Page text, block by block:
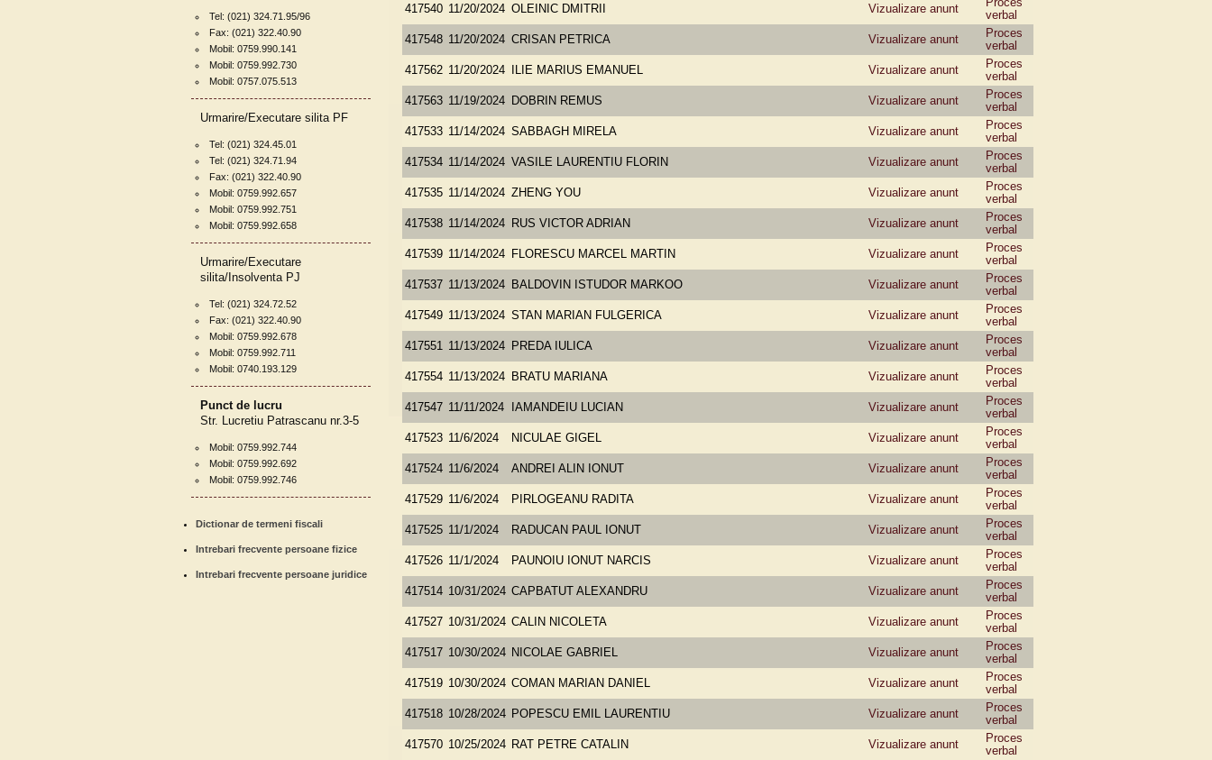
Tel: (021) 324.71.95/96
Fax: (021) 322.40.90
Mobil: 0759.990.141
Mobil: 0759.992.730
Mobil: 0757.075.513
Urmarire/Executare silita PF
Tel: (021) 324.45.01
Tel: (021) 324.71.94
Fax: (021) 322.40.90
Mobil: 0759.992.657
Mobil: 0759.992.751
Mobil: 0759.992.658
Urmarire/Executare
silita/Insolventa PJ
Tel: (021) 324.72.52
Fax: (021) 322.40.90
Mobil: 0759.992.678
Mobil: 0759.992.711
Mobil: 0740.193.129
Punct de lucru
Str. Lucretiu Patrascanu nr.3-5
Mobil: 0759.992.744
Mobil: 0759.992.692
Mobil: 0759.992.746
Dictionar de termeni fiscali
Intrebari frecvente persoane fizice
Intrebari frecvente persoane juridice
417540 11/20/2024 OLEINIC DMITRII Vizualizare anunt
Proces
verbal
417548 11/20/2024 CRISAN PETRICA Vizualizare anunt
Proces
verbal
417562 11/20/2024 ILIE MARIUS EMANUEL Vizualizare anunt
Proces
verbal
417563 11/19/2024 DOBRIN REMUS Vizualizare anunt
Proces
verbal
417533 11/14/2024 SABBAGH MIRELA Vizualizare anunt
Proces
verbal
417534 11/14/2024 VASILE LAURENTIU FLORIN Vizualizare anunt
Proces
verbal
417535 11/14/2024 ZHENG YOU Vizualizare anunt
Proces
verbal
417538 11/14/2024 RUS VICTOR ADRIAN Vizualizare anunt
Proces
verbal
417539 11/14/2024 FLORESCU MARCEL MARTIN Vizualizare anunt
Proces
verbal
417537 11/13/2024 BALDOVIN ISTUDOR MARKOO Vizualizare anunt
Proces
verbal
417549 11/13/2024 STAN MARIAN FULGERICA Vizualizare anunt
Proces
verbal
417551 11/13/2024 PREDA IULICA Vizualizare anunt
Proces
verbal
417554 11/13/2024 BRATU MARIANA Vizualizare anunt
Proces
verbal
417547 11/11/2024 IAMANDEIU LUCIAN Vizualizare anunt
Proces
verbal
417523 11/6/2024 NICULAE GIGEL Vizualizare anunt
Proces
verbal
417524 11/6/2024 ANDREI ALIN IONUT Vizualizare anunt
Proces
verbal
417529 11/6/2024 PIRLOGEANU RADITA Vizualizare anunt
Proces
verbal
417525 11/1/2024 RADUCAN PAUL IONUT Vizualizare anunt
Proces
verbal
417526 11/1/2024 PAUNOIU IONUT NARCIS Vizualizare anunt
Proces
verbal
417514 10/31/2024 CAPBATUT ALEXANDRU Vizualizare anunt
Proces
verbal
417527 10/31/2024 CALIN NICOLETA Vizualizare anunt
Proces
verbal
417517 10/30/2024 NICOLAE GABRIEL Vizualizare anunt
Proces
verbal
417519 10/30/2024 COMAN MARIAN DANIEL Vizualizare anunt
Proces
verbal
417518 10/28/2024 POPESCU EMIL LAURENTIU Vizualizare anunt
Proces
verbal
417570 10/25/2024 RAT PETRE CATALIN Vizualizare anunt
Proces
verbal